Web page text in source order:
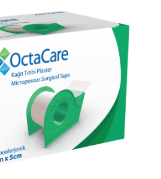
x
5cm
–
per
rol